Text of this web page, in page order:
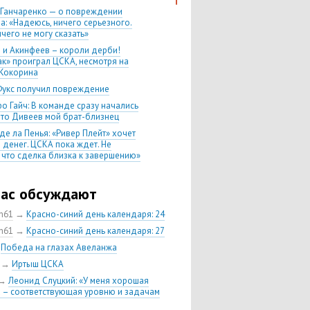
— о повреждении
«Надеюсь, ничего серьезного.
не могу сказать»
Акинфеев – короли дерби!
проиграл ЦСКА, несмотря на
получил повреждение
Гайч: В команде сразу начались
Дивеев мой брат-близнец
ла Пенья: «Ривер Плейт» хочет
ЦСКА пока ждет. Не
что сделка близка к завершению»
сезона в РПЛ —
победа ЦСКА. Гончаренко
11 россиян в старте
— о Гайче: «Если покупаем за
деньги, значит, рассчитываем как
форварда»
«Влашича сложно заменить,
и Дзагоеву сегодня это
обсуждают
→ Красно-синий день календаря: 24
→ Красно-синий день календаря: 27
Победа на глазах Авеланжа
Иртыш ЦСКА
Леонид Слуцкий: «У меня хорошая
соответствующая уровню и задачам